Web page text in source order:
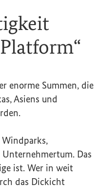
“
enorme Summen, die
Asiens und
Das
ist. Wer in weit
das Dickicht